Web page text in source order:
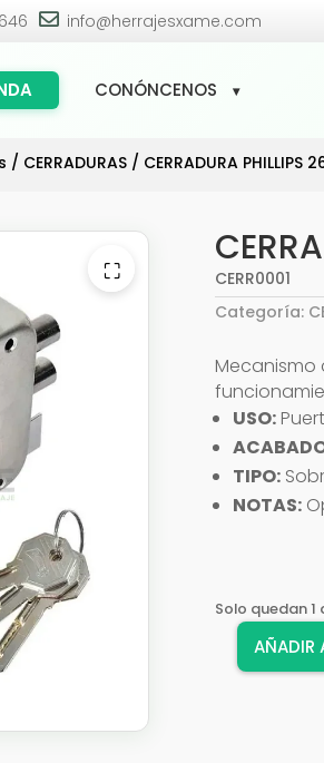
 info@herrajesxame.com
CONÓNCENOS
/ CERRADURAS / CERRADURA PHILLIPS
⛶
CERR0001
Categoría:
USO:
TIPO:
NOTAS:
Solo quedan
CERRADURA
AÑADIR